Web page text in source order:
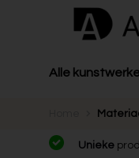
Alle
Unieke